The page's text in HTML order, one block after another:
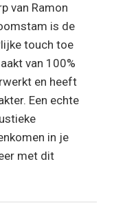
van Ramon
is de
touch toe
van 100%
en heeft
Een echte
in je
met dit